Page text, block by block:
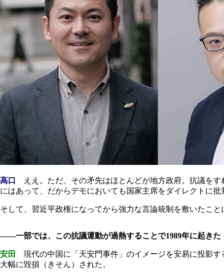
高口
ええ。ただ、その矛先はほとんどが地方政府。抗議を
にはあって、だからデモにおいても国家主席をダイレクトに批
そして、習近平政権になってから強力な言論統制を敷いたこ
――一部では、この抗議運動が過熱することで1989年に起き
安田
現代の中国に「天安門事件」のイメージを安易に投影
大幅に毀損（きそん）された。